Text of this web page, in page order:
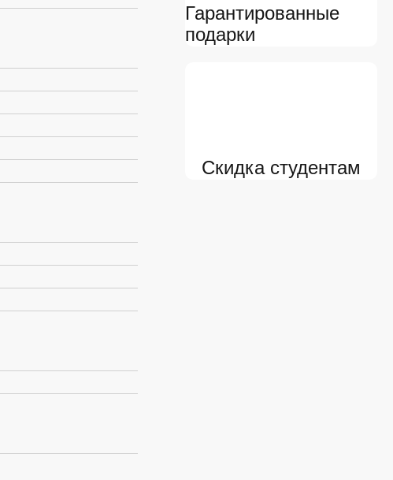
Гарантированные
подарки
Скидка студентам